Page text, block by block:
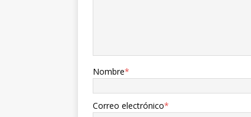
Nombre*
Correo electrónico*